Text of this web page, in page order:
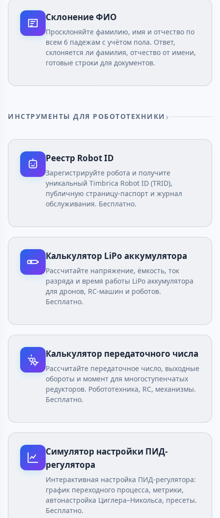
Склонение ФИО
Просклоняйте фамилию, имя и отчество по
всем 6 падежам с учётом пола. Ответ,
склоняется ли фамилия, отчество от имени,
готовые строки для документов.
ИНСТРУМЕНТЫ ДЛЯ РОБОТОТЕХНИКИ
Реестр Robot ID
Зарегистрируйте робота и получите
уникальный Timbrica Robot ID (TRID),
публичную страницу-паспорт и журнал
обслуживания. Бесплатно.
Калькулятор LiPo аккумулятора
Рассчитайте напряжение, ёмкость, ток
разряда и время работы LiPo аккумулятора
для дронов, RC-машин и роботов.
Бесплатно.
Калькулятор передаточного числа
Рассчитайте передаточное число, выходные
обороты и момент для многоступенчатых
редукторов. Робототехника, RC, механизмы.
Бесплатно.
Симулятор настройки ПИД-
регулятора
Интерактивная настройка ПИД-регулятора:
график переходного процесса, метрики,
автонастройка Циглера–Никольса, пресеты.
Бесплатно.